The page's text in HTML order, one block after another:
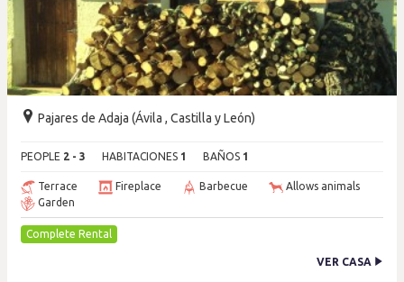
Pajares de Adaja (Ávila , Castilla y León)
PEOPLE 2 - 3 HABITACIONES 1 BAÑOS 1
Terrace Fireplace Barbecue
Allows animals
Garden
Complete Rental
VER CASA